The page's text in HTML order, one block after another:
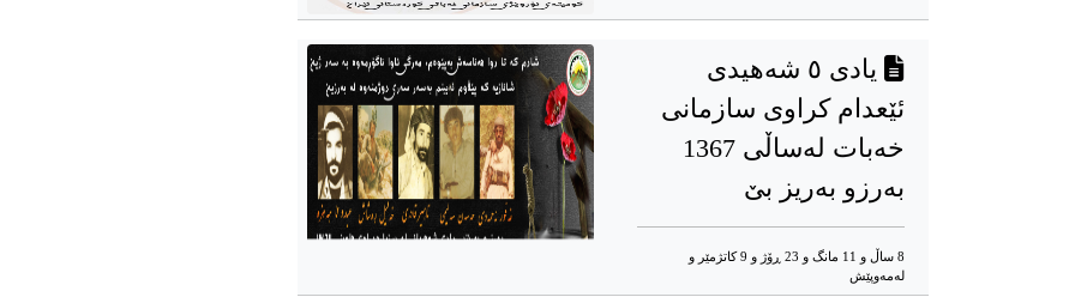
یادی ٥ شەهیدی
ئێعدام کراوی سازمانی
خه‌بات لەساڵی 1367
به‌رزو به‌ریز بێ‌
8 ساڵ و 11 مانگ و 23 ڕۆژ و 9 کاتژمێر و
له‌مه‌وپێش‌